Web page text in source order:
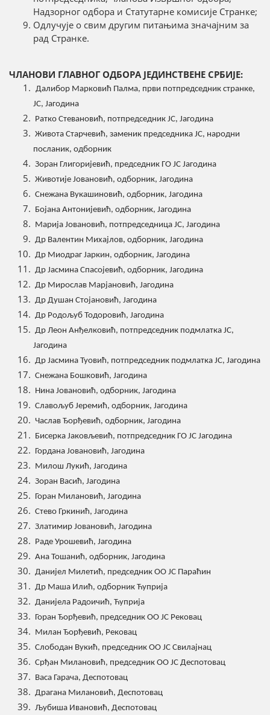
Надзорног одбора и Статутарне комисије Странке;
Одлучује о свим другим питањима значајним за
рад Странке.
ЧЛАНОВИ ГЛАВНОГ ОДБОРА ЈЕДИНСТВЕНЕ СРБИЈЕ:
Далибор Марковић Палма, први потпредседник странке,
ЈС, Јагодина
Ратко Стевановић, потпредседник ЈС, Јагодина
Живота Старчевић, заменик председника ЈС, народни
посланик, одборник
Зоран Глигоријевић, председник ГО ЈС Јагодина
Животије Јовановић, одборник, Јагодина
Снежана Вукашиновић, одборник, Јагодина
Бојана Антонијевић, одборник, Јагодина
Марија Јовановић, потпредседница ЈС, Јагодина
Др Валентин Михајлов, одборник, Јагодина
Др Миодраг Јаркин, одборник, Јагодина
Др Јасмина Спасојевић, одборник, Јагодина
Др Мирослав Марјановић, Јагодина
Др Душан Стојановић, Јагодина
Др Родољуб Тодоровић, Јагодина
Др Леон Анђелковић, потпредседник подмлатка ЈС,
Јагодина
Др Јасмина Туовић, потпредседник подмлатка ЈС, Јагодина
Снежана Бошковић, Јагодина
Нина Јовановић, одборник, Јагодина
Славољуб Јеремић, одборник, Јагодина
Часлав Ђорђевић, одборник, Јагодина
Бисерка Јаковљевић, потпредседник ГО ЈС Јагодина
Гордана Јовановић, Јагодина
Милош Лукић, Јагодина
Зоран Васић, Јагодина
Горан Милановић, Јагодина
Стево Гркинић, Јагодина
Златимир Јовановић, Јагодина
Раде Урошевић, Јагодина
Ана Тошанић, одборник, Јагодина
Данијел Милетић, председник ОО ЈС Параћин
Др Маша Илић, одборник Ћуприја
Данијела Радоичић, Ћуприја
Горан Ђорђевић, председник ОО ЈС Рековац
Милан Ђорђевић, Рековац
Слободан Вукић, председник ОО ЈС Свилајнац
Срђан Милановић, председник ОО ЈС Деспотовац
Васа Гарача, Деспотовац
Драгана Милановић, Деспотовац
Љубиша Ивановић, Деспотовац